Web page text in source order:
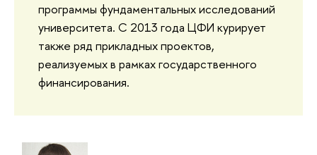
программы фундаментальных исследований
университета. С 2013 года ЦФИ курирует
также ряд прикладных проектов,
реализуемых в рамках государственного
финансирования.